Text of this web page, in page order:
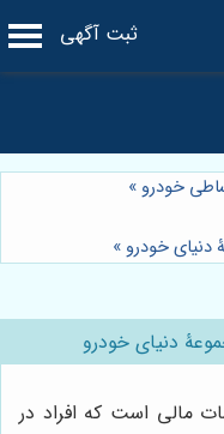
ثبت آگهی
خودرو »
خودرو »
دنیای خودرو
مالی است که افراد در